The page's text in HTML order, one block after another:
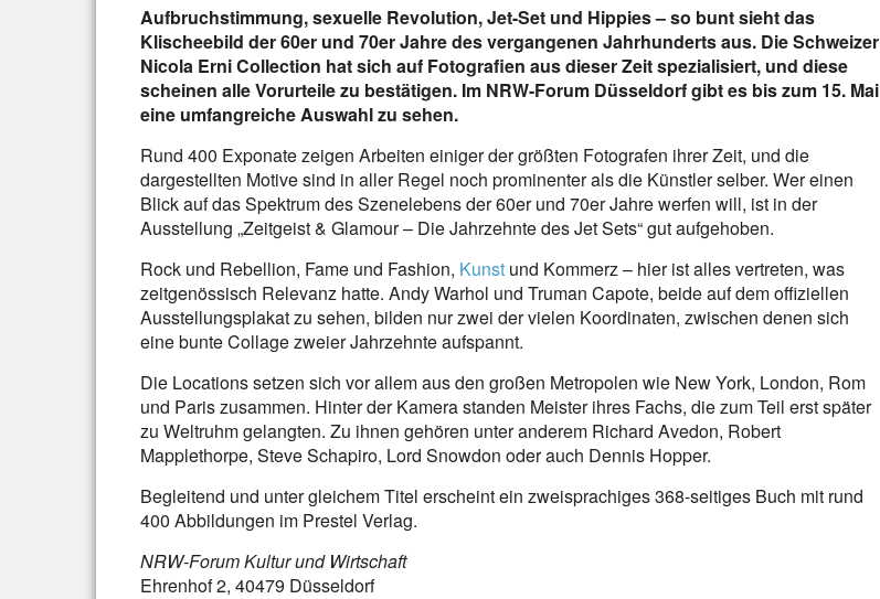
Aufbruchstimmung, sexuelle Revolution, Jet-Set und Hippies – so bunt sieht das
Klischeebild der 60er und 70er Jahre des vergangenen Jahrhunderts aus. Die Schweizer
Nicola Erni Collection hat sich auf Fotografien aus dieser Zeit spezialisiert, und diese
scheinen alle Vorurteile zu bestätigen. Im NRW-Forum Düsseldorf gibt es bis zum 15. Mai
eine umfangreiche Auswahl zu sehen.
Rund 400 Exponate zeigen Arbeiten einiger der größten Fotografen ihrer Zeit, und die
dargestellten Motive sind in aller Regel noch prominenter als die Künstler selber. Wer einen
Blick auf das Spektrum des Szenelebens der 60er und 70er Jahre werfen will, ist in der
Ausstellung „Zeitgeist & Glamour – Die Jahrzehnte des Jet Sets“ gut aufgehoben.
Rock und Rebellion, Fame und Fashion, Kunst und Kommerz – hier ist alles vertreten, was
zeitgenössisch Relevanz hatte. Andy Warhol und Truman Capote, beide auf dem offiziellen
Ausstellungsplakat zu sehen, bilden nur zwei der vielen Koordinaten, zwischen denen sich
eine bunte Collage zweier Jahrzehnte aufspannt.
Die Locations setzen sich vor allem aus den großen Metropolen wie New York, London, Rom
und Paris zusammen. Hinter der Kamera standen Meister ihres Fachs, die zum Teil erst später
zu Weltruhm gelangten. Zu ihnen gehören unter anderem Richard Avedon, Robert
Mapplethorpe, Steve Schapiro, Lord Snowdon oder auch Dennis Hopper.
Begleitend und unter gleichem Titel erscheint ein zweisprachiges 368-seitiges Buch mit rund
400 Abbildungen im Prestel Verlag.
NRW-Forum Kultur und Wirtschaft
Ehrenhof 2, 40479 Düsseldorf